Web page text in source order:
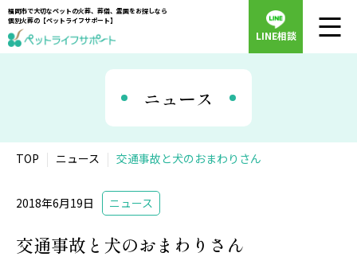
福岡市で大切なペットの火葬、葬儀、霊園をお探しなら
個別火葬の【ペットライフサポート】
LINE相談
ニュース
TOP ニュース 交通事故と犬のおまわりさん
2018年6月19日 ニュース
交通事故と犬のおまわりさん